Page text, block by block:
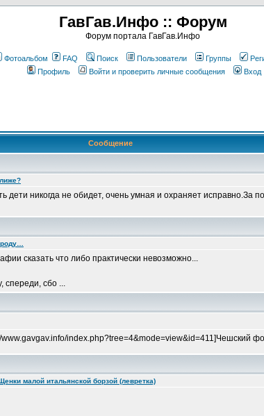
ГавГав.Инфо :: Форум
Форум портала ГавГав.Инфо
Фотоальбом FAQ Поиск Пользователи Группы
Профиль
Войти и проверить личные сообщения Вход
Сообщение
никогда не обидет, очень умная и охраняет исправно.За
сказать что либо практически невозможно...
спереди, сбо ...
index.php?tree=4&mode=view&id=411]Чешский
малой итальянской борзой (левретка)